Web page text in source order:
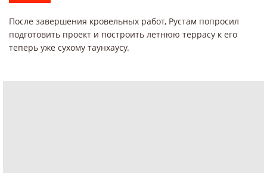
После завершения кровельных работ, Рустам попросил
подготовить проект и построить летнюю террасу к его
теперь уже сухому таунхаусу.